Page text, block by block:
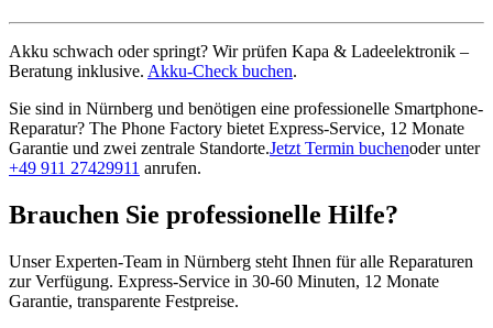
Akku schwach oder springt? Wir prüfen Kapa & Ladeelektronik –
Beratung inklusive. Akku-Check buchen.
Sie sind in Nürnberg und benötigen eine professionelle Smartphone-
Reparatur? The Phone Factory bietet Express-Service, 12 Monate
Garantie und zwei zentrale Standorte.Jetzt Termin buchenoder unter
+49 911 27429911 anrufen.
Brauchen Sie professionelle Hilfe?
Unser Experten-Team in Nürnberg steht Ihnen für alle Reparaturen
zur Verfügung. Express-Service in 30-60 Minuten, 12 Monate
Garantie, transparente Festpreise.